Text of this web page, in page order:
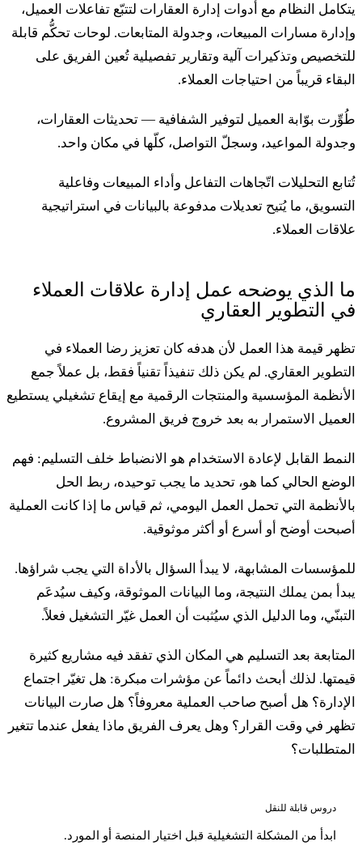
النظام مع أدوات إدارة العقارات لتتبّع تفاعلات العميل،
مسارات المبيعات، وجدولة المتابعات. لوحات تحكُّم قابلة
وتذكيرات آلية وتقارير تفصيلية تُعين الفريق على
قريباً من احتياجات العملاء.
بوّابة العميل لتوفير الشفافية — تحديثات العقارات،
المواعيد، وسجلّ التواصل، كلّها في مكان واحد.
التحليلات اتّجاهات التفاعل وأداء المبيعات وفاعلية
ما يُتيح تعديلات مدفوعة بالبيانات في استراتيجية
العملاء.
الذي يوضحه عمل إدارة علاقات العملاء
التطوير العقاري
قيمة هذا العمل لأن هدفه كان تعزيز رضا العملاء في
العقاري. لم يكن ذلك تنفيذاً تقنياً فقط، بل عملاً جمع
المؤسسية والمنتجات الرقمية مع إيقاع تشغيلي يستطيع
الاستمرار به بعد خروج فريق المشروع.
القابل لإعادة الاستخدام هو الانضباط خلف التسليم: فهم
الحالي كما هو، تحديد ما يجب توحيده، ربط الحل
التي تحمل العمل اليومي، ثم قياس ما إذا كانت العملية
أوضح أو أسرع أو أكثر موثوقية.
المشابهة، لا يبدأ السؤال بالأداة التي يجب شراؤها.
بمن يملك النتيجة، وما البيانات الموثوقة، وكيف سيُدعَم
وما الدليل الذي سيُثبت أن العمل غيّر التشغيل فعلاً.
بعد التسليم هي المكان الذي تفقد فيه مشاريع كثيرة
لذلك أبحث دائماً عن مؤشرات مبكرة: هل تغيّر اجتماع
هل أصبح صاحب العملية معروفاً؟ هل صارت البيانات
في وقت القرار؟ وهل يعرف الفريق ماذا يفعل عندما تتغير
دروس قابلة للنقل
ابدأ من المشكلة التشغيلية قبل اختيار المنصة أو المورد.